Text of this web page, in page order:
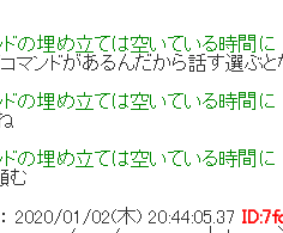
ドの埋め立ては空いている時間に
マンドがあるんだから話す選ぶ
ドの埋め立ては空いている時間に
ドの埋め立ては空いている時間に
む
：2020/01/02(木) 20:44:05.37